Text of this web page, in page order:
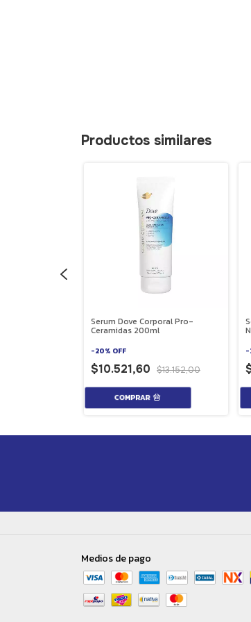
Productos similares
Serum Dove Corporal Pro-
Ceramidas 200ml
-20% OFF
$10.521,60 $13.152,00
-
Medios de pago